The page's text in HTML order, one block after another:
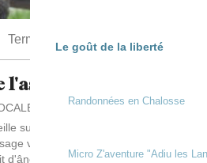
Le goût de la liberté
Randonnées en Chalosse
Micro Z'aventure "Adiu les
Terminé
Turs'Ane
sur rendez-vous, dans son
verdoyant du Tursan. Les
d'ânesse sont...